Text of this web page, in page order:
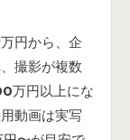
円から、企
撮影が複数
万円以上にな
動画は実写